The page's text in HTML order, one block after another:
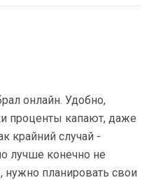
онлайн. Удобно,
проценты капают, даже
крайний случай -
лучше конечно не
планировать свои